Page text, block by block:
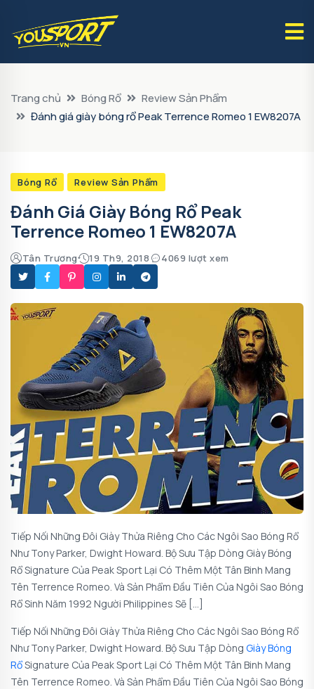
Trang chủ Bóng Rổ
Review Sản Phẩm
Đánh giá giày bóng rổ Peak Terrence Romeo 1 EW8207A
Bóng Rổ Review Sản Phẩm
Đánh Giá Giày Bóng Rổ Peak
Terrence Romeo 1 EW8207A
Tân Trương 19 Th9, 2018 4069 lượt xem
Tiếp Nối Những Đôi Giày Thửa Riêng Cho Các Ngôi Sao Bóng Rổ
Như Tony Parker, Dwight Howard. Bộ Sưu Tập Dòng Giày Bóng
Rổ Signature Của Peak Sport Lại Có Thêm Một Tân Binh Mang
Tên Terrence Romeo. Và Sản Phẩm Đầu Tiên Của Ngôi Sao Bóng
Rổ Sinh Năm 1992 Người Philippines Sẽ […]
Tiếp Nối Những Đôi Giày Thửa Riêng Cho Các Ngôi Sao Bóng Rổ
Như Tony Parker, Dwight Howard. Bộ Sưu Tập Dòng Giày Bóng
RổSignature Của Peak Sport Lại Có Thêm Một Tân Binh Mang
Tên Terrence Romeo. Và Sản Phẩm Đầu Tiên Của Ngôi Sao Bóng